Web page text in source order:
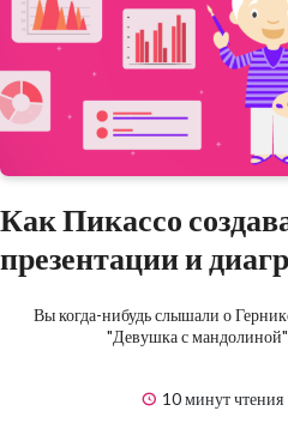
Как Пикассо
презентации и
Вы когда-нибудь слышали о
"Девушка с
10 минут чтения